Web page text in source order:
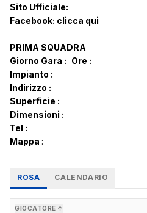
Sito Ufficiale:
Facebook: clicca qui
PRIMA SQUADRA
Giorno Gara : Ore :
Impianto :
Indirizzo :
Superficie :
Dimensioni :
Tel :
Mappa :
ROSA CALENDARIO
GIOCATORE ↑